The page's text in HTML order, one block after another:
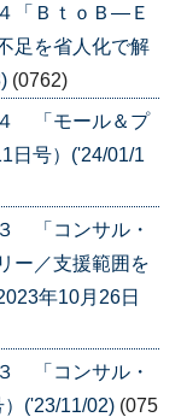
「ＢｔｏＢ―Ｅ
足を省人化で解
(0762)
４ 「モール＆プ
日号）('24/01/1
「コンサル・
ー／支援範囲を
年10月26日
「コンサル・
('23/11/02) (075